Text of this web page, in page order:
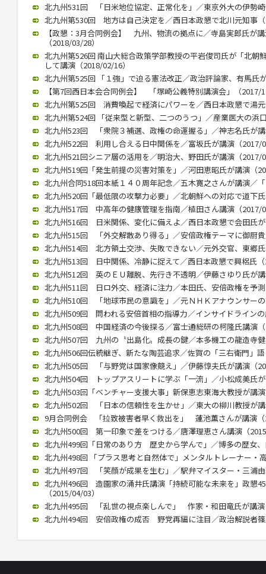
北九州531回 「日米地位協定、正常化を」／東京外大の伊勢
北九州第530回 地方は自己決定を／西日本政懇で北川元知事
【政懇：3月合同例会】 九州、物流の拠点に／寺島実郎氏が
（2018/03/28）
北九州第526回 南山大総合政策学部教授の平岩俊司氏が「北朝
して講演（2018/02/16）
北九州第525回 「１強」で迫る憲法改正／政治評論家、有馬氏
【第7回西日本会合同例会】 「塚崎公義特別講演会」（2017/
北九州第525回 消費喚起で経済にパワーを／西日本政懇で湯
北九州第524回 「従来型と新型、二つのうつ」／産業医大の浜
北九州523回 「衆院３補選、政権の命運握る」／神志名氏が
北九州522回 利用し合える日中関係を／富坂氏が講演（2017/
北九州521回シニア層の活用を／明治大、野田氏が講演（2017/
北九州519回「発生前提の災害対策を」／河田恵昭氏が講演（
北九州合同518回本紙１４０周年記念／五木寛之さんが講演／
北九州520回「最低限の攻撃力必要」／北朝鮮への対応で道
北九州517回 中高年の健康管理を指南／植田さん講演（2017/
北九州516回 日米関係、変化に備えよ／西日本政懇で会田氏
北九州515回 「外交解散あり得る」／安倍政権テーマに御厨
北九州514回 北方領土交渉、失敗できない／元外交官、東郷
北九州513回 日中関係、冷静に捉えて／西日本政懇で興梠氏
北九州512回 英のＥＵ離脱、先行き不透明／伊藤さゆり氏が
北九州511回 日ロ外交、経済に注力／本田氏、安倍政権を予
北九州510回 「地球市民の意識を」／元ＮＨＫアナウンサー
北九州509回 問われる安倍首相の指導力／インサイドライン
北九州508回 中国経済の今後探る／富士通総研の柯隆氏講演
北九州507回 九州の〝出島化〟成長の鍵／本多機工の龍造寺
北九州506回伝統継ぎ、新たな陶芸追求／佐賀の「三右衛門」
北九州505回 「与野党は国家像競え」／伊藤惇夫氏が講演（
北九州504回 トップアスリートに学ぶ「一流」／小松成美氏
北九州503回「ベンチャー支援大事」新保恵志東海大教授が講
北九州502回 「日本の信頼性を生かせ」／東大の柳川教授が
9月合同例会 「拉致被害者早く救出を」 蓮池薫さんが講演
北九州500回 第一印象で差をつける／唐澤理恵さん講演（
北九州499回「日常のあり方 歴史から学んで」／博多の歴女
北九州498回 「プラス思考と自然体で」メンタルトレーナー・
北九州497回 「笑顔が成果を生む」／駅弁マイスター・三浦
北九州496回 造園家の涌井氏講演「持続可能な未来を」政懇
（2015/04/03）
北九州495回 「乱世の視点楽しんで」 作家・和田竜氏が講
北九州494回 安倍政権の成否 野党再編に注目／政治解説者